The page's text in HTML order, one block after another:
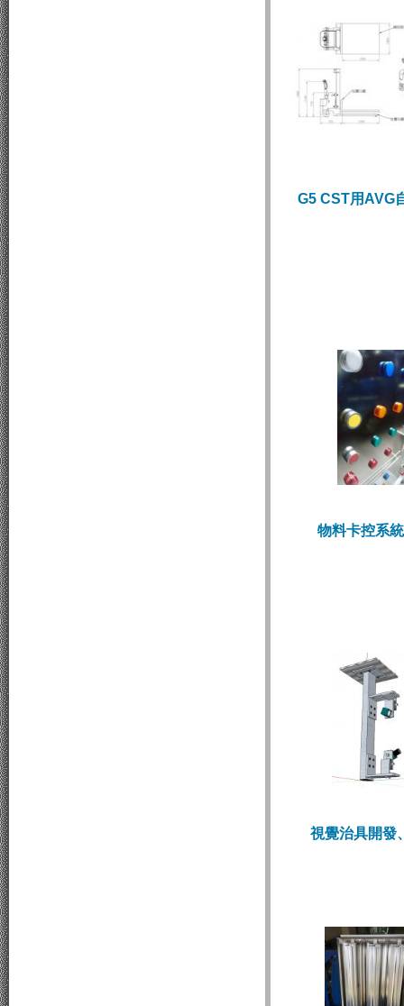
G5 CST用AVG
物料卡控系
視覺治具開發